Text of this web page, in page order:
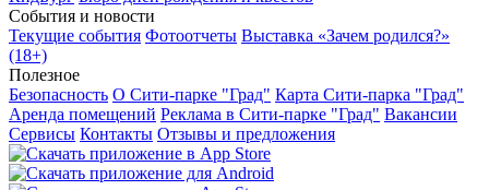
События и новости
Текущие события Фотоотчеты Выставка «Зачем родился?»
(18+)
Полезное
Безопасность О Сити-парке "Град" Карта Сити-парка "Град"
Аренда помещений Реклама в Сити-парке "Град" Вакансии
Сервисы Контакты Отзывы и предложения